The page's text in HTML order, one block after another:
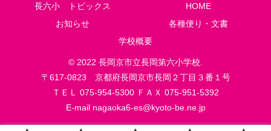
長六小 トピックス
HOME
お知らせ
各種便り・文書
学校概要
© 2022 長岡京市立長岡第六小学校.
〒617-0823 京都府長岡京市長岡２丁目３番１号
ＴＥＬ 075-954-5300 ＦＡＸ 075-951-5392
E-mail nagaoka6-es@kyoto-be.ne.jp